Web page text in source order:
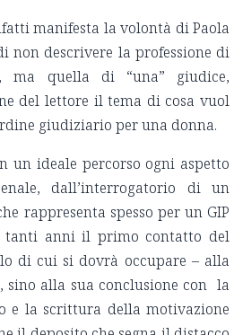
manifesta la volontà di Paola
non descrivere la professione di
ma quella di “una” giudice,
del lettore il tema di cosa vuol
giudiziario per una donna.
un ideale percorso ogni aspetto
dall’interrogatorio di un
rappresenta spesso per un GIP
tanti anni il primo contatto del
di cui si dovrà occupare – alla
sino alla sua conclusione con la
e la scrittura della motivazione